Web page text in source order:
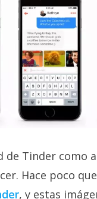
de Tinder como
Hace poco que
, y estas